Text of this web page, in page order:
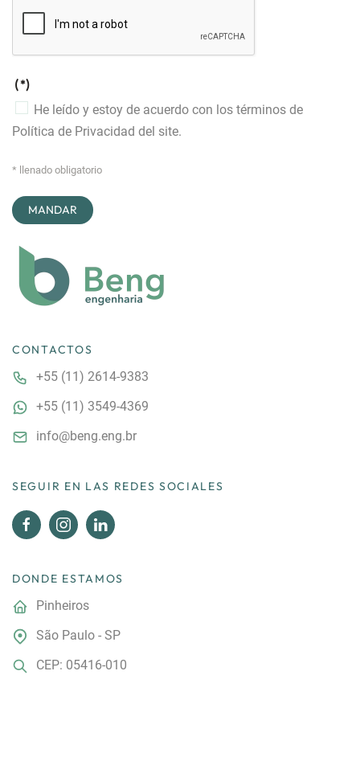
(*)
He leído y estoy de acuerdo con los términos de
Política de Privacidad del site.
* llenado obligatorio
CONTACTOS
+55 (11) 2614-9383
+55 (11) 3549-4369
info@beng.eng.br
SEGUIR EN LAS REDES SOCIALES
DONDE ESTAMOS
Pinheiros
São Paulo - SP
CEP: 05416-010